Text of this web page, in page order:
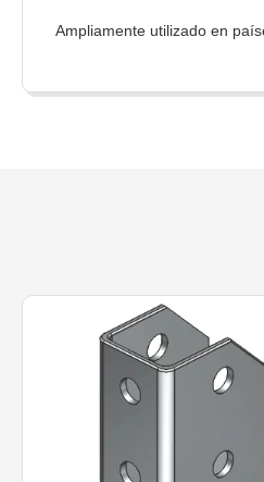
Ampliamente utilizado en